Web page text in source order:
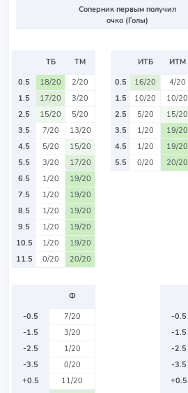
Соперник первым получил
очко (Голы)
ТБ
ТМ
0.5
18/20
2/20
1.5
17/20
3/20
2.5
15/20
5/20
3.5
7/20
13/20
4.5
5/20
15/20
5.5
3/20
17/20
6.5
1/20
19/20
7.5
1/20
19/20
8.5
1/20
19/20
9.5
1/20
19/20
10.5
1/20
19/20
11.5
0/20 20/20
ИТБ
ИТМ
0.5
16/20
4/20
1.5
10/20
10/20
2.5
5/20
15/20
3.5
1/20
19/20
4.5
1/20
19/20
5.5
0/20 20/20
Ф
-0.5
7/20
-1.5
3/20
-2.5
1/20
-3.5
0/20
+0.5
11/20
-0.5
-1.5
-2.5
-3.5
+0.5